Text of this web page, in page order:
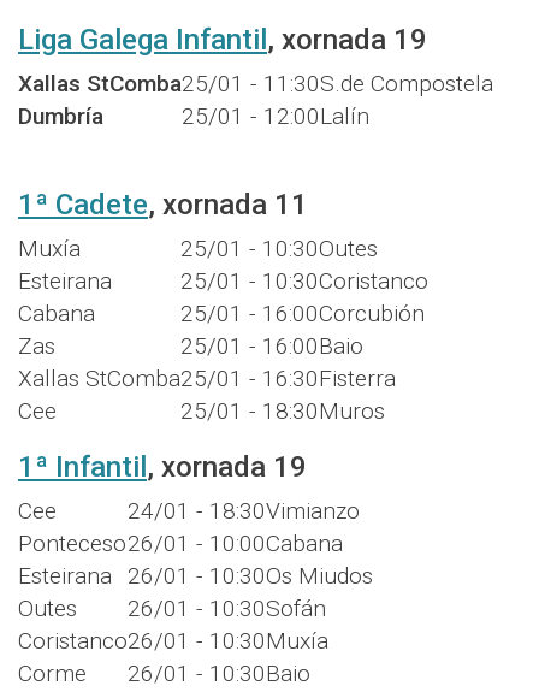
Liga Galega Infantil , xornada 19
Xallas StComba25/01 - 11:30S.de Compostela
Dumbría
25/01 - 12:00Lalín
1ª Cadete, xornada 11
Muxía 25/01 - 10:30Outes
Esteirana
25/01 - 10:30Coristanco
Cabana
25/01 - 16:00Corcubión
Zas
25/01 - 16:00Baio
Xallas StComba25/01 - 16:30Fisterra
Cee
25/01 - 18:30Muros
1ª Infantil , xornada 19
Cee 24/01 - 18:30Vimianzo
Ponteceso26/01 - 10:00Cabana
Esteirana
26/01 - 10:30Os Miudos
Outes
26/01 - 10:30Sofán
Coristanco26/01 - 10:30Muxía
Corme
26/01 - 10:30Baio